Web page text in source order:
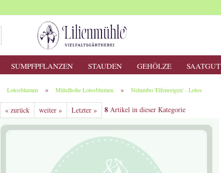
SUMPFPFLANZEN STAUDEN GEHÖLZE SAATGUT
Lotosblumen » Mittelhohe Lotosblumen » Nelumbo 'Elfenreigen' - Lotos
« zurück weiter » Letzter » 8Artikel in dieser Kategorie